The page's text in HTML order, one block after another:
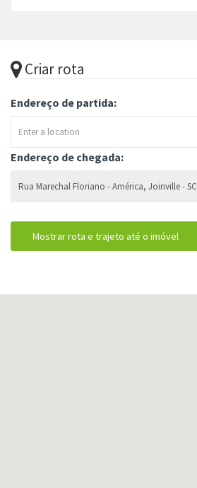
Criar rota
Endereço de partida:
Endereço de chegada: